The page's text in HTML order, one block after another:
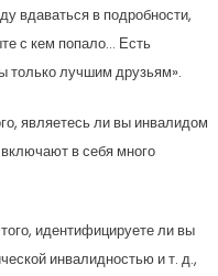
вдаваться в подробности,
с кем попало… Есть
только лучшим друзьям».
являетесь ли вы инвалидом
в себя много
идентифицируете ли вы
инвалидностью и т. д.,